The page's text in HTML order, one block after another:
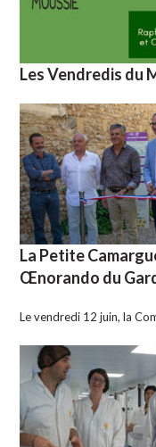
Les Vendredis du
La Petite
Œnorando du
Le vendredi 12 juin, la